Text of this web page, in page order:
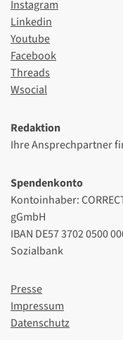
Instagram
Linkedin
Youtube
Facebook
Threads
Wsocial
Redaktion
Ihre Ansprechpartner
Spendenkonto
Kontoinhaber:
gGmbH
IBAN DE57 3702 0500
Sozialbank
Presse
Impressum
Datenschutz